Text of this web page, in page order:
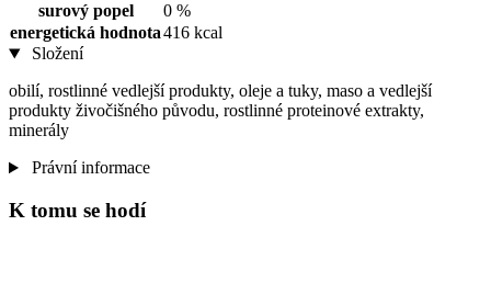
surový popel
0 %
energetická hodnota416 kcal
Složení
obilí, rostlinné vedlejší produkty, oleje a tuky, maso a vedlejší
produkty živočišného původu, rostlinné proteinové extrakty,
minerály
Právní informace
K tomu se hodí